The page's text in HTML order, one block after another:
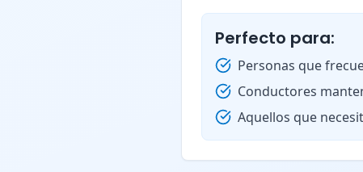
Perfecto para:
Personas que
Conductores
Aquellos que